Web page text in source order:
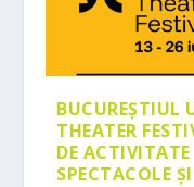
BUCUREȘTIUL
THEATER
DE ACTIVITATE
SPECTACOLE